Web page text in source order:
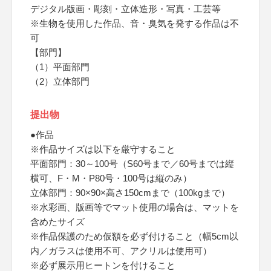
デジタル版画・彫刻・立体造形・写真・工芸等
※生物を使用した作品、音・臭気を発する作品は不
可
【部門】
（1）平面部門
（2）立体部門
提出物
●作品
※作品サイズは以下を厳守すること
平面部門：30～100号（S60号まで／60号までは縦
横可、F・M・P80号・100号は縦のみ）
立体部門：90×90×高さ150cmまで（100kgまで）
※水彩画、版画等でマット使用の場合は、マットを
含めたサイズ
※作品保護のため仮額を必ず付けること（幅5cm以
内／ガラスは使用不可、アクリルは使用可）
※必ず展示用ヒートンを付けること